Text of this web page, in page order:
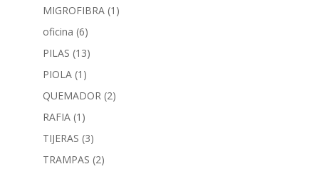
MIGROFIBRA (1)
oficina (6)
PILAS (13)
PIOLA (1)
QUEMADOR (2)
RAFIA (1)
TIJERAS (3)
TRAMPAS (2)